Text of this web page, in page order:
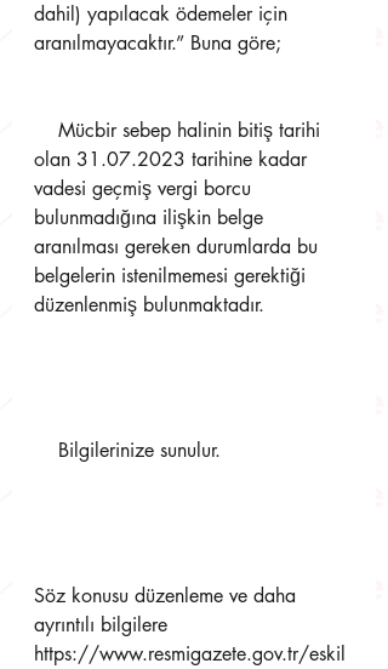
dahil) yapılacak ödemeler için
aranılmayacaktır.” Buna göre;
olan 31.07.2023 tarihine kadar
vadesi geçmiş vergi borcu
bulunmadığına ilişkin belge
aranılması gereken durumlarda bu
belgelerin istenilmemesi gerektiği
düzenlenmiş bulunmaktadır.
    Bilgilerinize sunulur.
Söz konusu düzenleme ve daha
ayrıntılı bilgilere
https://www.resmigazete.gov.tr/eskil